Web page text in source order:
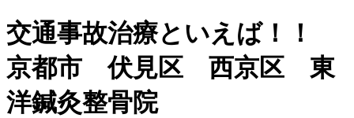
交通事故治療といえば！！
京都市 伏見区 西京区 東
洋鍼灸整骨院